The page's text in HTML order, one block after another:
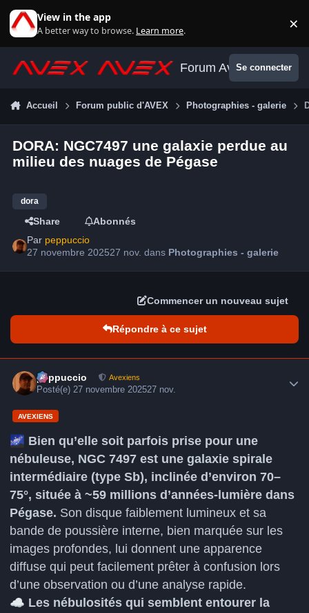
View in the app
A better way to browse. Learn more. ×
Forum AvexSe connecter
Accueil Forum public d'AVEX Photographies - galerie
DORA: NGC7497 une galaxie perdue au
milieu des nuages de Pégase
dora
Share
Abonnés
Par peppuccio
27 novembre 202527 nov. dans Photographies - galerie
Commencer un nouveau sujet
Répondre à ce sujet
peppuccio Avexiens
Posté(e)27 novembre 202527 nov.
AVEXIENS
🌌 Bien qu’elle soit parfois prise pour une
nébuleuse, NGC 7497 est une galaxie spirale
intermédiaire (type Sb), inclinée d’environ 70–
75°, située à ~59 millions d’années-lumière dans
Pégase. Son disque faiblement lumineux et sa
bande de poussière interne, bien marquée sur les
images profondes, lui donnent une apparence
diffuse qui peut facilement prêter à confusion lors
d’une observation ou d’une analyse rapide.
☁️ Les nébulosités qui semblent entourer la